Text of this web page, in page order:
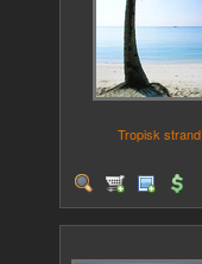
Tropisk strand